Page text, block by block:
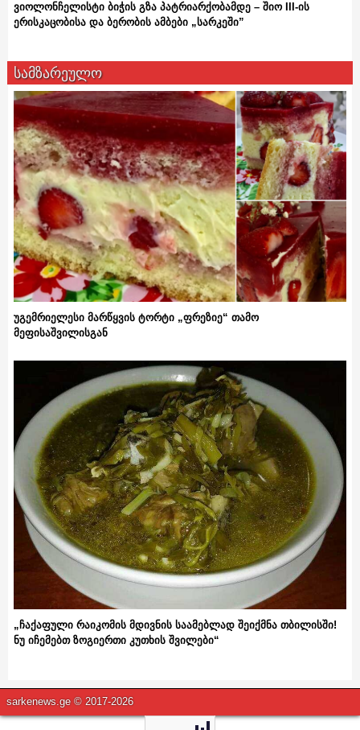
ვიოლონჩელისტი ბიჭის გზა პატრიარქობამდე – შიო III-ის
ერისკაცობისა და ბერობის ამბები „სარკეში”
სამზარეულო
უგემრიელესი მარწყვის ტორტი „ფრეზიე“ თამო
მეფისაშვილისგან
„ჩაქაფული რაიკომის მდივნის საამებლად შეიქმნა თბილისში!
ნუ იჩემებთ ზოგიერთი კუთხის შვილები“
sarkenews.ge © 2017-2026